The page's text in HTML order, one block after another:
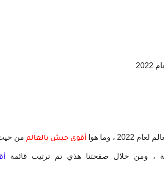
، وما هوا أقوى جيش بالعالم من حيث
، ومن خلال صفحتنا هذي تم ترتيب قائمة